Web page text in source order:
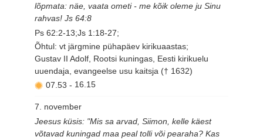
lõpmata: näe, vaata ometi - me kõik oleme ju Sinu
rahvas! Js 64:8
Ps 62:2-13;Js 1:18-27;
Õhtul: vt järgmine pühapäev kirikuaastas;
Gustav II Adolf, Rootsi kuningas, Eesti kirikuelu
uuendaja, evangeelse usu kaitsja († 1632)
07.53 - 16.15
7. november
Jeesus küsis: "Mis sa arvad, Siimon, kelle käest
võtavad kuningad maa peal tolli või pearaha? Kas